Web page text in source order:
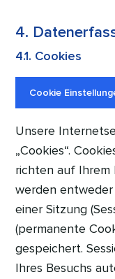
4.
4.1. Cookies
Cookie
Unsere
„Cookies“.
richten auf Ihrem
werden
einer Sitzung
(permanente
gespeichert.
Ihres Besuchs